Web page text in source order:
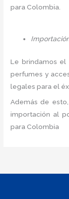
para Colombia.
Le brindamos
perfumes y
legales para el
Además de
importación al
para Colombia